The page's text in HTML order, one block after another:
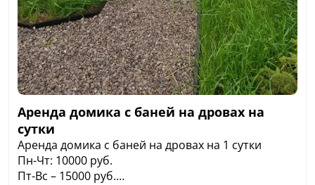
Аренда домика с баней на дровах на
сутки
Аренда домика с баней на дровах на 1 сутки
Пн-Чт: 10000 руб.
Пт-Вс – 15000 руб.